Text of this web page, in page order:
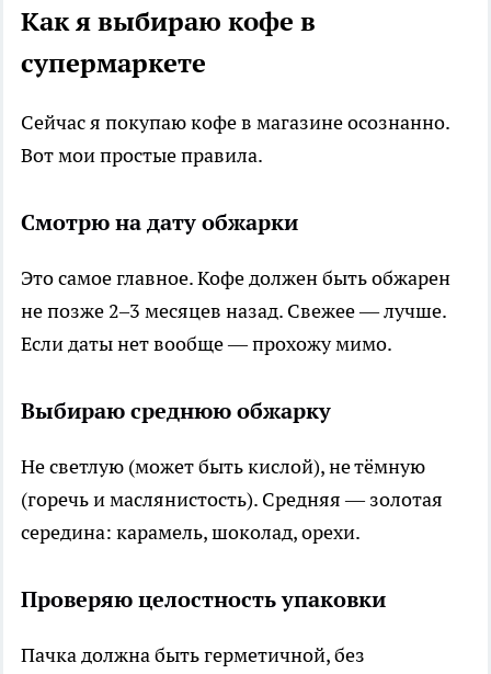
Как я выбираю кофе в
супермаркете
Сейчас я покупаю кофе в магазине осознанно.
Вот мои простые правила.
Смотрю на дату обжарки
Это самое главное. Кофе должен быть обжарен
не позже 2–3 месяцев назад. Свежее — лучше.
Если даты нет вообще — прохожу мимо.
Выбираю среднюю обжарку
Не светлую (может быть кислой), не тёмную
(горечь и маслянистость). Средняя — золотая
середина: карамель, шоколад, орехи.
Проверяю целостность упаковки
Пачка должна быть герметичной, без